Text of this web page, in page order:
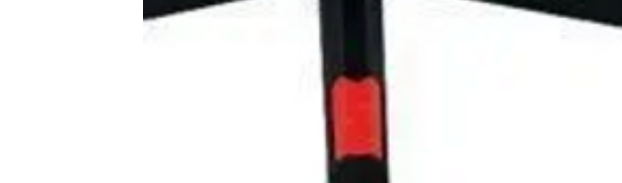
Maximale Reichweite und maximale Geschwindigkeit hängen von
Geländebedingungen, Temperatur, Windgeschwindigkeit und
Kleine Kinder sind am besten in der Gesellschaft ihrer Eltern